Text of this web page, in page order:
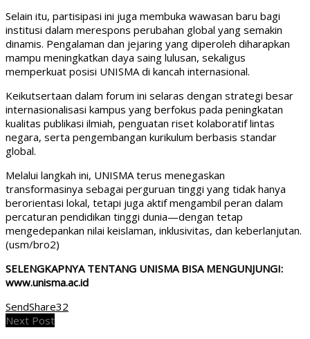
Selain itu, partisipasi ini juga membuka wawasan baru bagi
institusi dalam merespons perubahan global yang semakin
dinamis. Pengalaman dan jejaring yang diperoleh diharapkan
mampu meningkatkan daya saing lulusan, sekaligus
memperkuat posisi UNISMA di kancah internasional.
Keikutsertaan dalam forum ini selaras dengan strategi besar
internasionalisasi kampus yang berfokus pada peningkatan
kualitas publikasi ilmiah, penguatan riset kolaboratif lintas
negara, serta pengembangan kurikulum berbasis standar
global.
Melalui langkah ini, UNISMA terus menegaskan
transformasinya sebagai perguruan tinggi yang tidak hanya
berorientasi lokal, tetapi juga aktif mengambil peran dalam
percaturan pendidikan tinggi dunia—dengan tetap
mengedepankan nilai keislaman, inklusivitas, dan keberlanjutan.
(usm/bro2)
SELENGKAPNYA TENTANG UNISMA BISA MENGUNJUNGI:
www.unisma.ac.id
SendShare32
Next Post